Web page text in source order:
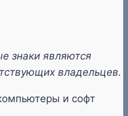
знаки являются
владельцев.
и софт